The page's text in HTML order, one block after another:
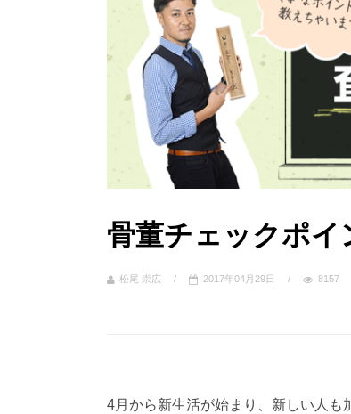
骨董チェックポイ
松尾 崇広 / 2017年04月29日 / 8157
4月から新生活が始まり、新しい人も